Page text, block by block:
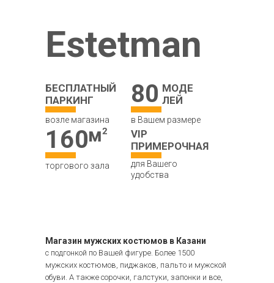
с подгонкой по Вашей фигуре. Более 1500
мужских костюмов, пиджаков, пальто и мужской
обуви. А также сорочки, галстуки, запонки и все,
Estetman
БЕСПЛАТНЫЙ
ПАРКИНГ
возле магазина
80 МОДЕ
ЛЕЙ
в Вашем размере
160
торгового зала
VIP
ПРИМЕРОЧНАЯ
для Вашего
удобства
Магазин мужских костюмов в Казани